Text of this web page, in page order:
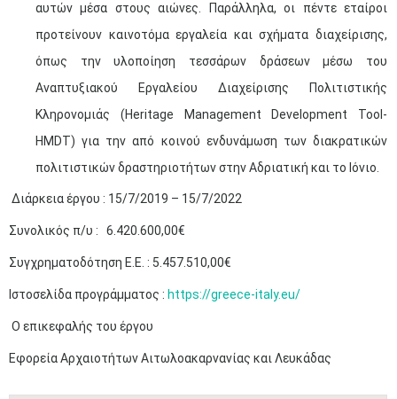
αυτών μέσα στους αιώνες. Παράλληλα, οι πέντε εταίροι
προτείνουν καινοτόμα εργαλεία και σχήματα διαχείρισης,
όπως την υλοποίηση τεσσάρων δράσεων μέσω του
Αναπτυξιακού Εργαλείου Διαχείρισης Πολιτιστικής
Κληρονομιάς (Heritage Management Development Tool -
HMDT) για την από κοινού ενδυνάμωση των διακρατικών
πολιτιστικών δραστηριοτήτων στην Αδριατική και το Ιόνιο.
Διάρκεια έργου : 15/7/2019 – 15/7/2022
Συνολικός π/υ : 6.420.600,00€
Συγχρηματοδότηση Ε.Ε. : 5.457.510,00€
Ιστοσελίδα προγράμματος : https://greece-italy.eu/
Ο επικεφαλής του έργου
Εφορεία Αρχαιοτήτων Αιτωλοακαρνανίας και Λευκάδας